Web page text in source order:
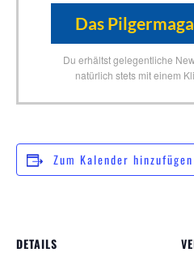
Du erhältst gelegentliche
natürlich stets mit einem
Zum Kalender hinzufügen
DETAILS